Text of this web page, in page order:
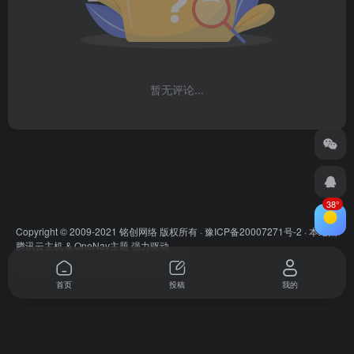
暂无评论...
Copyright © 2009-2021 铭创网络 版权所有 ·豫ICP备20007271号-2 · 本站由
腾讯云主机 & OneNav主题 强力驱动
38°
首页 投稿 我的